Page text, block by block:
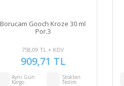
Borucam Gooch Kroze 30 ml
Por.3
758,09 TL + KDV
909,71 TL
Aynı Gün
Kargo
Stoktan
Teslim